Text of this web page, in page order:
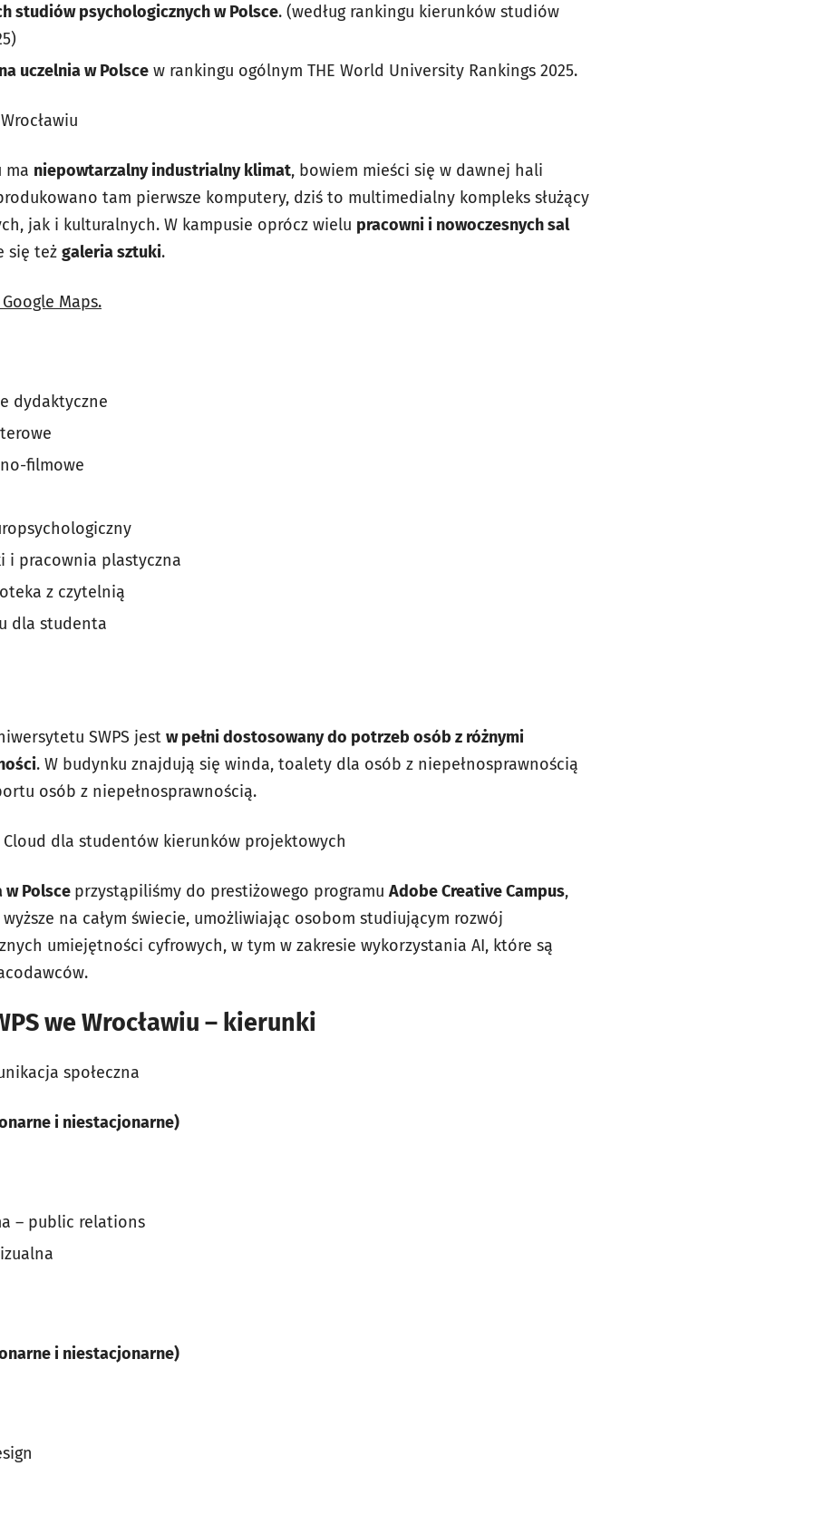
studiów psychologicznych w Polsce. (według rankingu kierunków studiów
uczelnia w Polsce w rankingu ogólnym THE World University Rankings 2025.
ma niepowtarzalny industrialny klimat, bowiem mieści się w dawnej hali
tam pierwsze komputery, dziś to multimedialny kompleks służący
jak i kulturalnych. W kampusie oprócz wielu pracowni i nowoczesnych sal
się też galeria sztuki.
Maps.
dydaktyczne
filmowe
i pracownia plastyczna
z czytelnią
dla studenta
SWPS jest w pełni dostosowany do potrzeb osób z różnymi
. W budynku znajdują się winda, toalety dla osób z niepełnosprawnością
osób z niepełnosprawnością.
Cloud dla studentów kierunków projektowych
w Polsce przystąpiliśmy do prestiżowego programu Adobe Creative Campus,
na całym świecie, umożliwiając osobom studiującym rozwój
umiejętności cyfrowych, w tym w zakresie wykorzystania AI, które są
we Wrocławiu – kierunki
społeczna
i niestacjonarne)
– public relations
i niestacjonarne)